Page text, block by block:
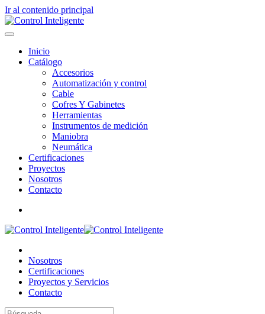
Ir al contenido principal
Inicio
Catálogo
Accesorios
Automatización y control
Cable
Cofres Y Gabinetes
Herramientas
Instrumentos de medición
Maniobra
Neumática
Certificaciones
Proyectos
Nosotros
Contacto
Nosotros
Certificaciones
Proyectos y Servicios
Contacto